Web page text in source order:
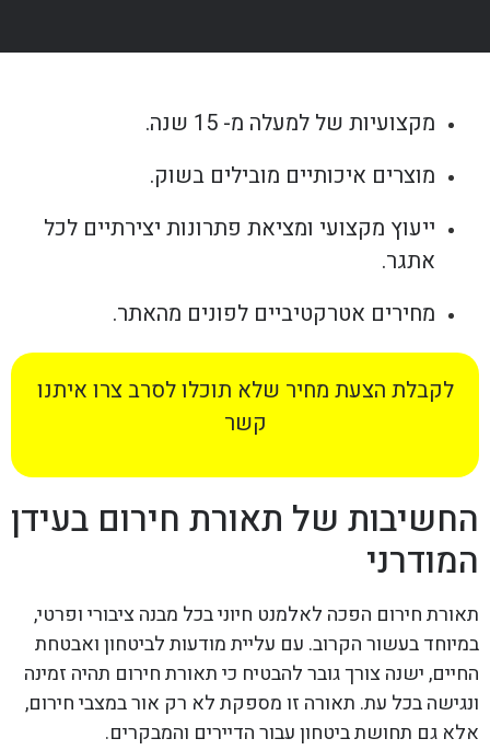
מקצועיות של למעלה מ- 15 שנה.
מוצרים איכותיים מובילים בשוק.
ייעוץ מקצועי ומציאת פתרונות יצירתיים לכל
אתגר.
מחירים אטרקטיביים לפונים מהאתר.
לקבלת הצעת מחיר שלא תוכלו לסרב צרו איתנו
קשר
החשיבות של תאורת חירום בעידן
המודרני
תאורת חירום הפכה לאלמנט חיוני בכל מבנה ציבורי ופרטי,
במיוחד בעשור הקרוב. עם עליית מודעות לביטחון ואבטחת
החיים, ישנה צורך גובר להבטיח כי תאורת חירום תהיה זמינה
ונגישה בכל עת. תאורה זו מספקת לא רק אור במצבי חירום,
אלא גם תחושת ביטחון עבור הדיירים והמבקרים.